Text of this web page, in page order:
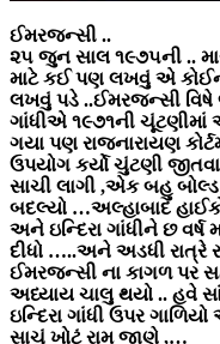
ઈમરજન્સી ..
૨૫ જુન સાલ ૧૯૭૫ની ..
માટે કઈ પણ લખવું એ
લખવું પડે ..ઈમરજન્સી
ગાંધીએ ૧૯૭૧ની ચૂંટણીમાં
ગયા પણ રાજનારાયણ
ઉપયોગ કર્યો ચુંટણી
સાચી લાગી ,એક બહુ
બદલ્યો …અલ્હાબાદ
અને ઇન્દિરા ગાંધીને છ વર્ષ
દીધો …..અને અડધી રાત્રે
ઈમરજન્સી ના કાગળ પર
અધ્યાય ચાલુ થયો .. હવે
ઇન્દિરા ગાંધી ઉપર
સાચું ખોટું રામ જાણે ,…